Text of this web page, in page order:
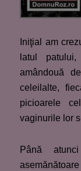
Iniţial am
latul
amândouă
celeilalte,
picioarele
vaginurile lor
Până